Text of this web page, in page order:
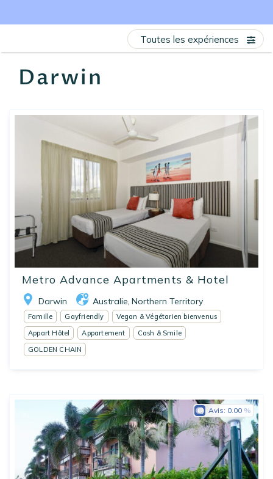
Darwin
Toutes les expériences
Metro Advance Apartments & Hotel
Darwin Australie Northern Territory
Famille Gayfriendly
Vegan & Végétarien bienvenus
Appart Hôtel
Appartement
Cash & Smile
GOLDEN CHAIN
Avis: 0.00